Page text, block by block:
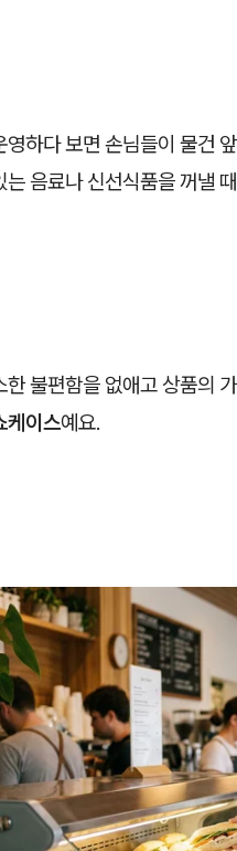
영하다 보면 손님들이 물건
는 음료나 신선식품을 꺼낼
한 불편함을 없애고 상품의
케이스예요.